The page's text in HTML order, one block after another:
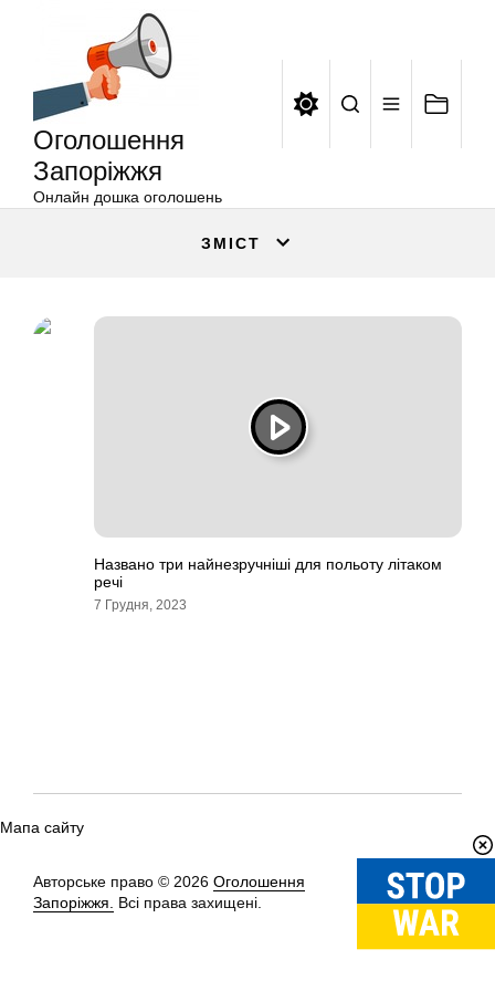
Оголошення
Запоріжжя
Онлайн дошка оголошень
ЗМІСТ
Названо три найнезручніші для польоту літаком
речі
7 Грудня, 2023
Мапа сайту
Авторське право © 2026 Оголошення
Запоріжжя.
Всі права захищені.
Вгору↑